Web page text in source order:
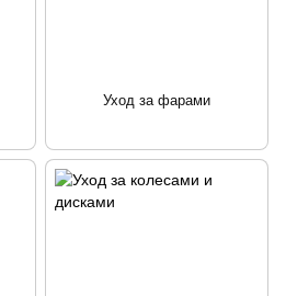
Уход за фарами